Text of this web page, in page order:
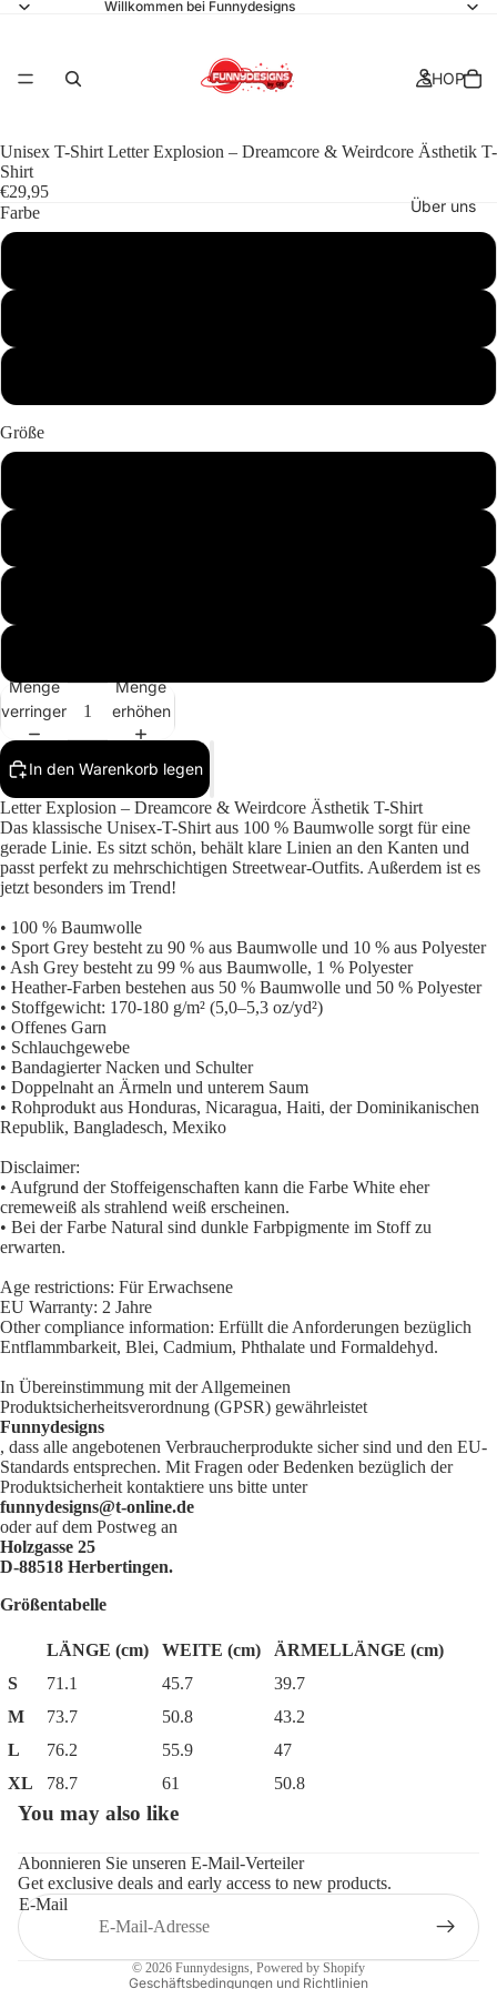
Willkommen bei Funnydesigns
SHOP
Über uns
Unisex T-Shirt Letter Explosion – Dreamcore & Weirdcore Ästhetik T-
Shirt
€29,95
Farbe
Größe
Menge
verringern
Menge
erhöhen
In den Warenkorb legen
Letter Explosion – Dreamcore & Weirdcore Ästhetik T-Shirt
Das klassische Unisex-T-Shirt aus 100 % Baumwolle sorgt für eine
gerade Linie. Es sitzt schön, behält klare Linien an den Kanten und
passt perfekt zu mehrschichtigen Streetwear-Outfits. Außerdem ist es
jetzt besonders im Trend!
• 100 % Baumwolle
• Sport Grey besteht zu 90 % aus Baumwolle und 10 % aus Polyester
• Ash Grey besteht zu 99 % aus Baumwolle, 1 % Polyester
• Heather-Farben bestehen aus 50 % Baumwolle und 50 % Polyester
• Stoffgewicht: 170-180 g/m² (5,0–5,3 oz/yd²)
• Offenes Garn
• Schlauchgewebe
• Bandagierter Nacken und Schulter
• Doppelnaht an Ärmeln und unterem Saum
• Rohprodukt aus Honduras, Nicaragua, Haiti, der Dominikanischen
Republik, Bangladesch, Mexiko
Disclaimer:
• Aufgrund der Stoffeigenschaften kann die Farbe White eher
cremeweiß als strahlend weiß erscheinen.
• Bei der Farbe Natural sind dunkle Farbpigmente im Stoff zu
erwarten.
Age restrictions: Für Erwachsene
EU Warranty: 2 Jahre
Other compliance information: Erfüllt die Anforderungen bezüglich
Entflammbarkeit, Blei, Cadmium, Phthalate und Formaldehyd.
In Übereinstimmung mit der Allgemeinen
Produktsicherheitsverordnung (GPSR) gewährleistet
Funnydesigns
, dass alle angebotenen Verbraucherprodukte sicher sind und den EU-
Standards entsprechen. Mit Fragen oder Bedenken bezüglich der
Produktsicherheit kontaktiere uns bitte unter
funnydesigns@t-online.de
oder auf dem Postweg an
Holzgasse 25
D-88518 Herbertingen.
Größentabelle
LÄNGE (cm) WEITE (cm)
ÄRMELLÄNGE (cm)
S
71.1 45.7
39.7
M
73.7 50.8
43.2
L
76.2 55.9
47
XL
78.7 61 50.8
You may also like
Abonnieren Sie unseren E-Mail-Verteiler
Get exclusive deals and early access to new products.
E-Mail
© 2026 Funnydesigns, Powered by Shopify
Geschäftsbedingungen und Richtlinien
Datenschutzerklärung
AGB
Impressum